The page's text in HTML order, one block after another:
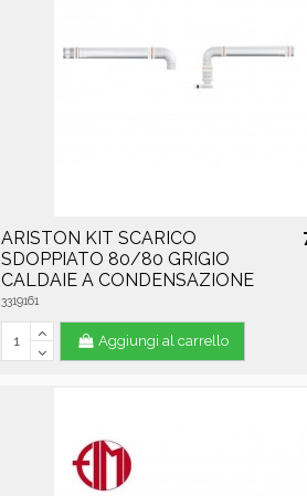
ARISTON KIT SCARICO
SDOPPIATO 80/80 GRIGIO
CALDAIE A CONDENSAZIONE
3319161
Aggiungi al carrello